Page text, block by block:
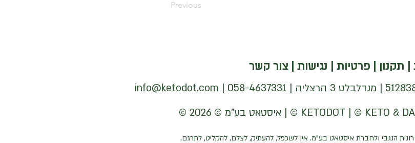
Previous
תקנון |פרטיות נגישות |צור קשר
info@ketodot.com
הנגבי ולחברת איסטאט בע"מ. אין לשכפל, להעתיק, לצלם, להקליט, לתרגם,